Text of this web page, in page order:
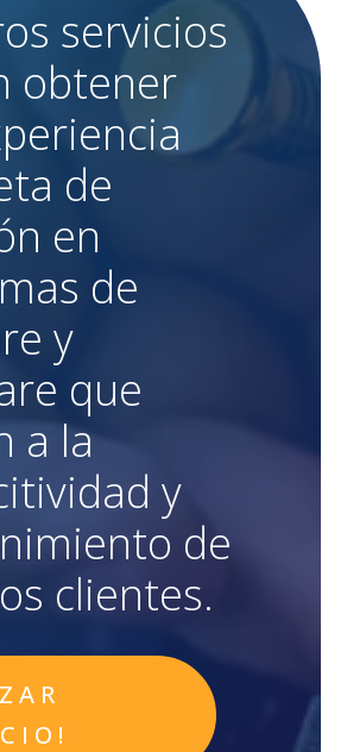
servicios
obtener
de
en
de
y
que
a la
y
de
clientes.